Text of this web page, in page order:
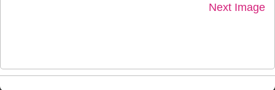
Next Image